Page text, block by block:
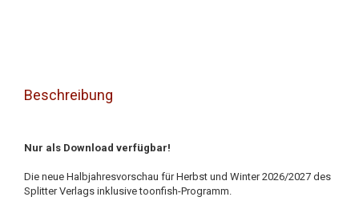
Beschreibung
Nur als Download verfügbar!
Die neue Halbjahresvorschau für Herbst und Winter 2026/2027 des
Splitter Verlags inklusive toonfish-Programm.